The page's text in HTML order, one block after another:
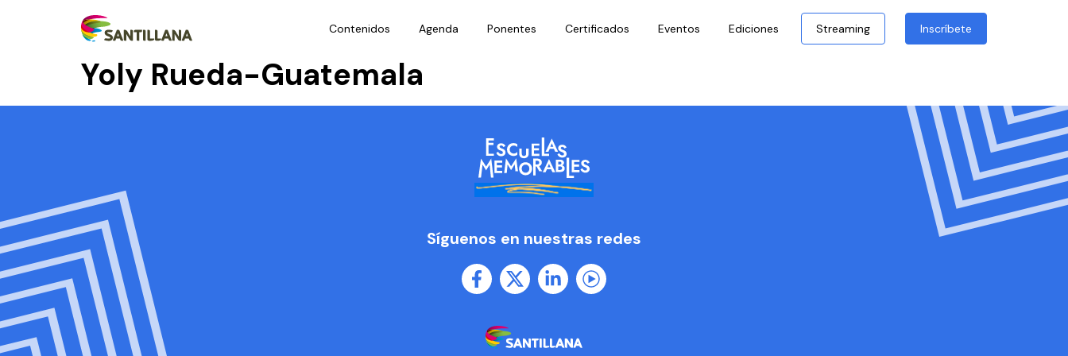
Contenidos Agenda Ponentes Certificados Eventos Ediciones Streaming Inscríbete
Yoly Rueda-Guatemala
Síguenos en nuestras redes